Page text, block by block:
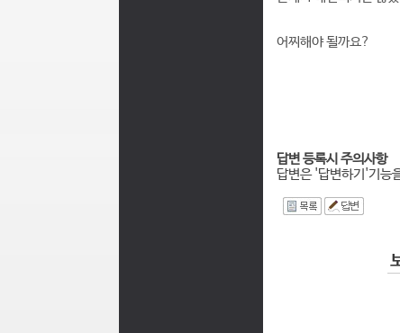
어찌해야 될까요?
답변 등록시 주의사항
답변은 '답변하기'기능